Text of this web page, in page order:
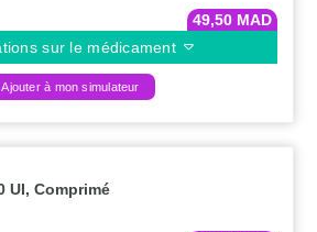
49,50 MAD
sur le médicament
Ajouter à mon simulateur
UI, Comprimé